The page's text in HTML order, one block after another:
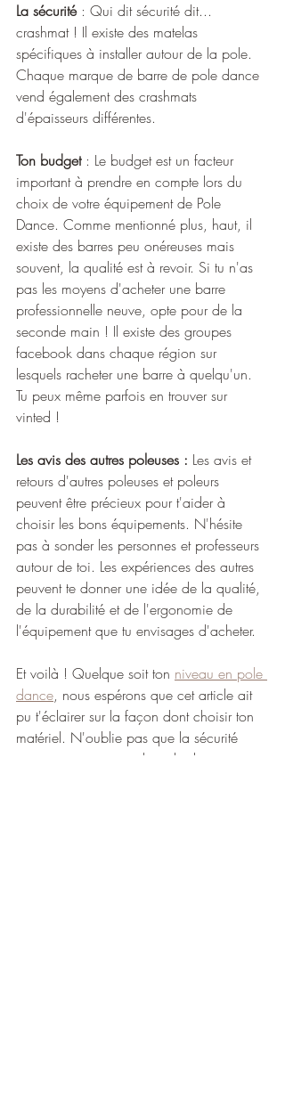
La sécurité : Qui dit sécurité dit...
crashmat ! Il existe des matelas
spécifiques à installer autour de la pole.
Chaque marque de barre de pole dance
vend également des crashmats
d'épaisseurs différentes.
Ton budget : Le budget est un facteur
important à prendre en compte lors du
choix de votre équipement de Pole
Dance. Comme mentionné plus, haut, il
existe des barres peu onéreuses mais
souvent, la qualité est à revoir. Si tu n'as
pas les moyens d'acheter une barre
professionnelle neuve, opte pour de la
seconde main ! Il existe des groupes
facebook dans chaque région sur
lesquels racheter une barre à quelqu'un.
Tu peux même parfois en trouver sur
vinted !
Les avis des autres poleuses : Les avis et
retours d'autres poleuses et poleurs
peuvent être précieux pour t'aider à
choisir les bons équipements. N'hésite
pas à sonder les personnes et professeurs
autour de toi. Les expériences des autres
peuvent te donner une idée de la qualité,
de la durabilité et de l'ergonomie de
l'équipement que tu envisages d'acheter.
Et voilà ! Quelque soit ton niveau en pole
dance, nous espérons que cet article ait
pu t'éclairer sur la façon dont choisir ton
matériel. N'oublie pas que la sécurité
prime avant tout, car la pole dance est